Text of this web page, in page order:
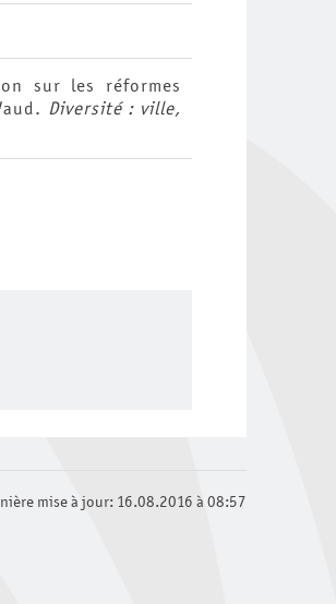
sur les réformes
Diversité : ville,
mise à jour: 16.08.2016 à 08:57